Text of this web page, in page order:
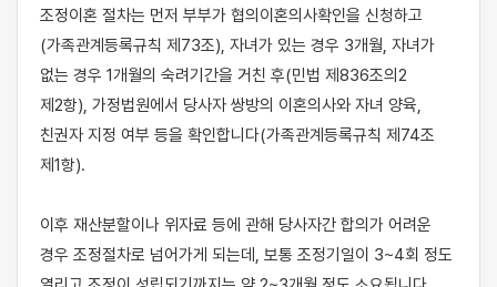
조정이혼 절차는 먼저 부부가 협의이혼의사확인을 신청하고
(가족관계등록규칙 제73조), 자녀가 있는 경우 3개월, 자녀가
없는 경우 1개월의 숙려기간을 거친 후(민법 제836조의2
제2항), 가정법원에서 당사자 쌍방의 이혼의사와 자녀 양육,
친권자 지정 여부 등을 확인합니다(가족관계등록규칙 제74조
제1항).
이후 재산분할이나 위자료 등에 관해 당사자간 합의가 어려운
경우 조정절차로 넘어가게 되는데, 보통 조정기일이 3~4회 정도